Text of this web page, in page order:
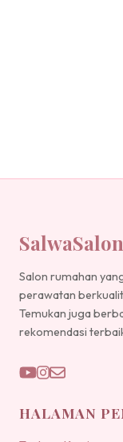
SalwaSalon
Salon rumahan
perawatan
Temukan juga
rekomendasi
HALAMAN